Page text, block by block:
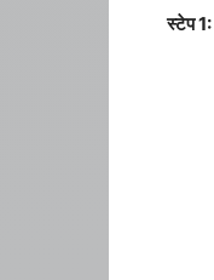
स्टेप 1: